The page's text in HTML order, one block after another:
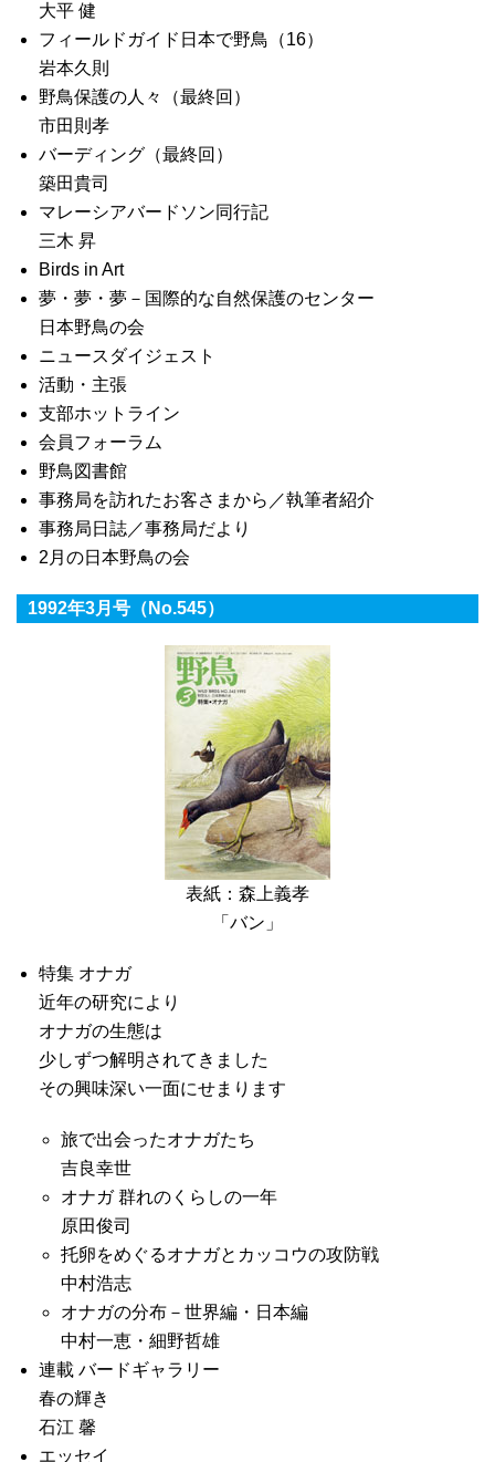
大平 健
フィールドガイド日本で野鳥（16）
岩本久則
野鳥保護の人々（最終回）
市田則孝
バーディング（最終回）
築田貴司
マレーシアバードソン同行記
三木 昇
Birds in Art
夢・夢・夢－国際的な自然保護のセンター
日本野鳥の会
ニュースダイジェスト
活動・主張
支部ホットライン
会員フォーラム
野鳥図書館
事務局を訪れたお客さまから／執筆者紹介
事務局日誌／事務局だより
2月の日本野鳥の会
1992年3月号（No.545）
表紙：森上義孝
「バン」
特集 オナガ
近年の研究により
オナガの生態は
少しずつ解明されてきました
その興味深い一面にせまります
旅で出会ったオナガたち
吉良幸世
オナガ 群れのくらしの一年
原田俊司
托卵をめぐるオナガとカッコウの攻防戦
中村浩志
オナガの分布－世界編・日本編
中村一恵・細野哲雄
連載 バードギャラリー
春の輝き
石江 馨
エッセイ